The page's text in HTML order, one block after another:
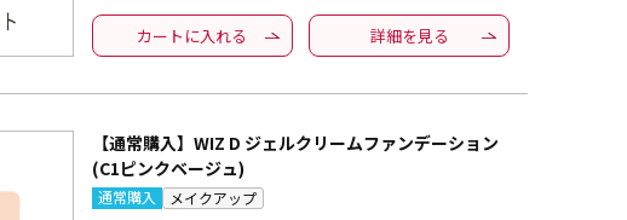
カートに入れる 詳細を見る
【通常購入】WIZ D ジェルクリームファンデーション
(C1ピンクベージュ)
通常購入 メイクアップ